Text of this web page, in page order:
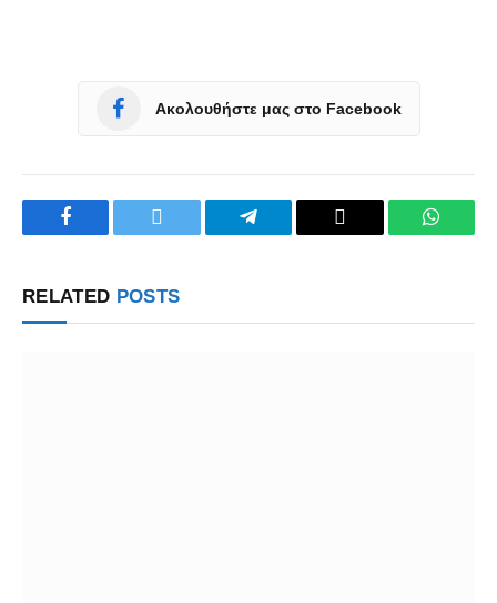
Ακολουθήστε μας στο Facebook
Facebook Twitter Telegram
Copy
RELATED POSTS